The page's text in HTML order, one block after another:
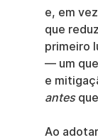
e, em
que
primeiro
— um
e
antes
Ao